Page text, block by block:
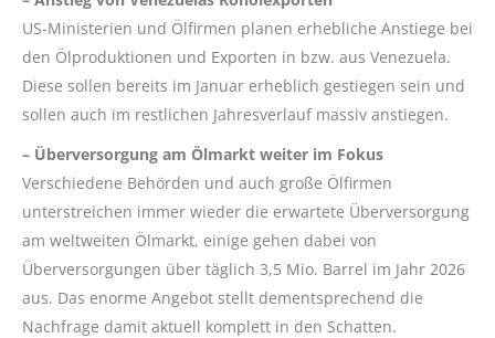
US-Ministerien und Ölfirmen planen erhebliche Anstiege bei
den Ölproduktionen und Exporten in bzw. aus Venezuela.
Diese sollen bereits im Januar erheblich gestiegen sein und
sollen auch im restlichen Jahresverlauf massiv anstiegen.
– Überversorgung am Ölmarkt weiter im Fokus
Verschiedene Behörden und auch große Ölfirmen
unterstreichen immer wieder die erwartete Überversorgung
am weltweiten Ölmarkt, einige gehen dabei von
Überversorgungen über täglich 3,5 Mio. Barrel im Jahr 2026
aus. Das enorme Angebot stellt dementsprechend die
Nachfrage damit aktuell komplett in den Schatten.